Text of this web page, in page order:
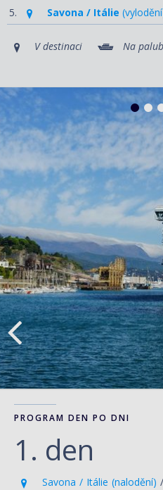
5.
Savona / Itálie
V destinaci Na
PROGRAM DEN PO DNI
1. den
Savona / Itálie (nalodění)